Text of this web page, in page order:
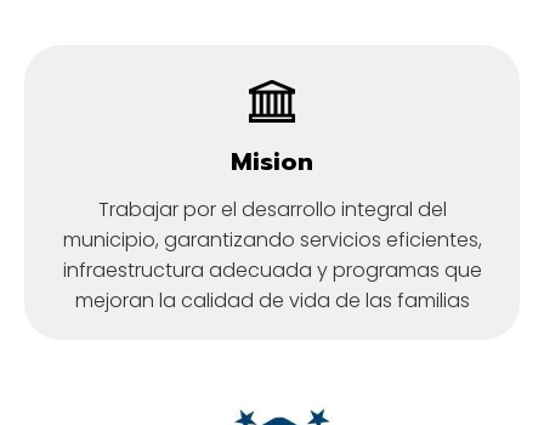
Mision
Trabajar por el desarrollo integral del
municipio, garantizando servicios eficientes,
infraestructura adecuada y programas que
mejoran la calidad de vida de las familias